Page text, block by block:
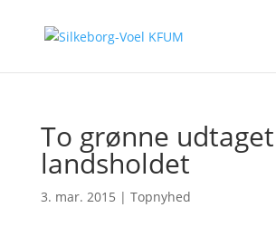
To grønne
landsholdet
3. mar. 2015 | Topnyhed